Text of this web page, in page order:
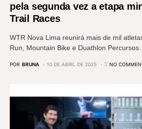
pela segunda vez a etapa
Trail Races
WTR Nova Lima reunirá mais de mil
Run, Mountain Bike e Duathlon Percursos…
POR BRUNA 10 DE ABRIL DE 2025 NO